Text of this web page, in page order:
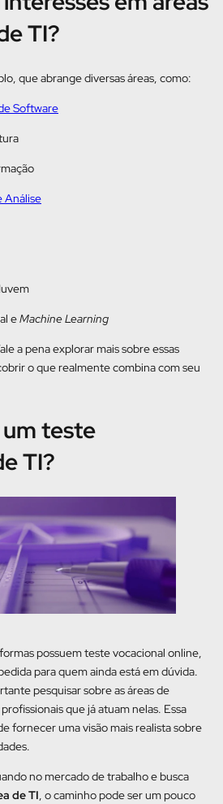
TI?
que abrange diversas áreas, como:
Software
Análise
eMachine Learning
a pena explorar mais sobre essas
o que realmente combina com seu
teste
TI?
possuem teste vocacional online,
para quem ainda está em dúvida.
pesquisar sobre as áreas de
que já atuam nelas. Essa
fornecer uma visão mais realista sobre
no mercado de trabalho e busca
de TI, o caminho pode ser um pouco